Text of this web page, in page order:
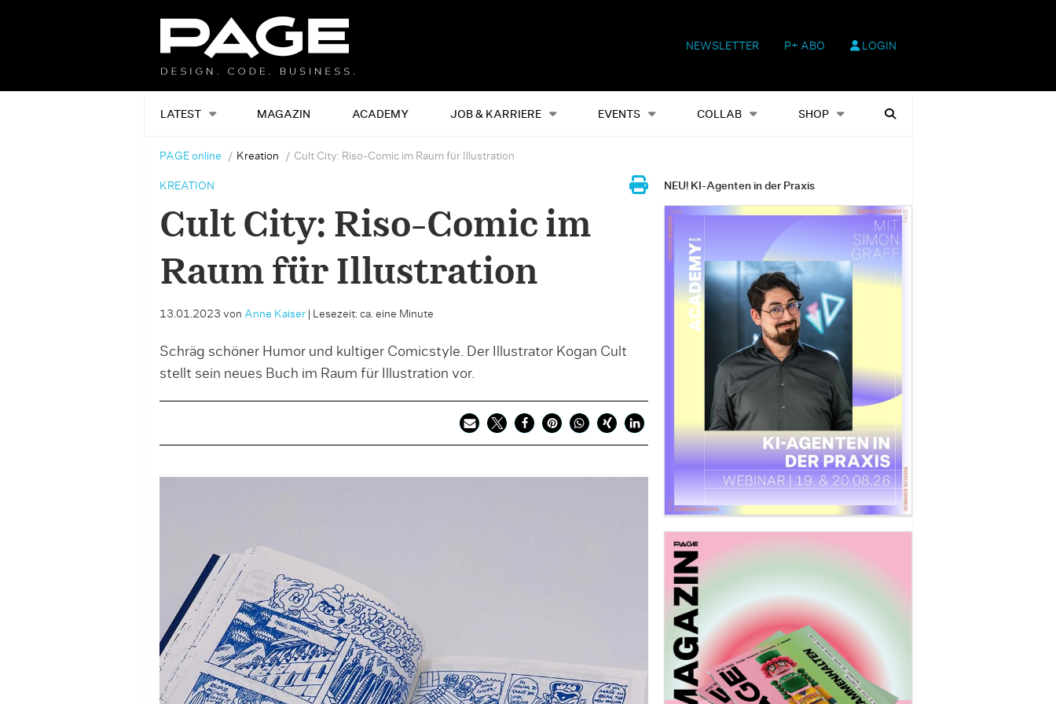
NEWSLETTER P+ ABO LOGIN
LATEST MAGAZIN ACADEMY JOB & KARRIERE EVENTS COLLAB SHOP
Alles Events Shop Heftausgaben Suchen
PAGE online Kreation Cult City: Riso-Comic im Raum für Illustration
KREATION
Cult City: Riso-Comic im
Raum für Illustration
13.01.2023 von Anne Kaiser| Lesezeit: ca. eine Minute
Schräg schöner Humor und kultiger Comicstyle. Der Illustrator Kogan Cult
stellt sein neues Buch im Raum für Illustration vor.
NEU! KI-Agenten in der Praxis